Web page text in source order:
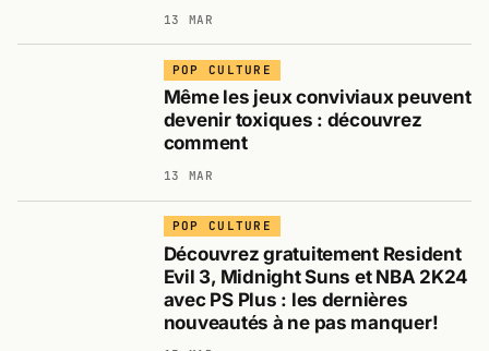
13 MAR
POP CULTURE
Même les jeux conviviaux peuvent
devenir toxiques : découvrez
comment
13 MAR
POP CULTURE
Découvrez gratuitement Resident
Evil 3, Midnight Suns et NBA 2K24
avec PS Plus : les dernières
nouveautés à ne pas manquer!